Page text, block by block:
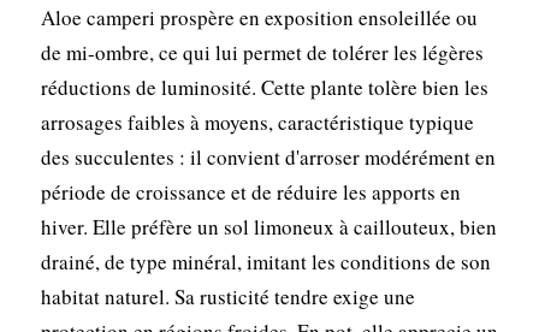
Aloe camperi prospère en exposition ensoleillée ou
de mi-ombre, ce qui lui permet de tolérer les légères
réductions de luminosité. Cette plante tolère bien les
arrosages faibles à moyens, caractéristique typique
des succulentes : il convient d'arroser modérément en
période de croissance et de réduire les apports en
hiver. Elle préfère un sol limoneux à caillouteux, bien
drainé, de type minéral, imitant les conditions de son
habitat naturel. Sa rusticité tendre exige une